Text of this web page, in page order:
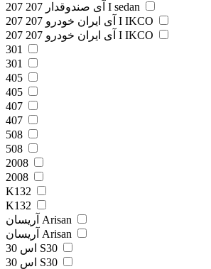
207 آی صندوقدار 207 I sedan
207 آی ایران خودرو 207 I IKCO
207 آی ایران خودرو 207 I IKCO
301
301
405
405
407
407
508
508
2008
2008
K132
K132
آریسان Arisan
آریسان Arisan
اس 30 S30
اس 30 S30